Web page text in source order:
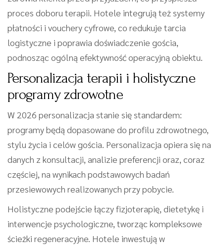
proces doboru terapii. Hotele integrują też systemy
płatności i vouchery cyfrowe, co redukuje tarcia
logistyczne i poprawia doświadczenie gościa,
podnosząc ogólną efektywność operacyjną obiektu.
Personalizacja terapii i holistyczne
programy zdrowotne
W 2026 personalizacja stanie się standardem:
programy będą dopasowane do profilu zdrowotnego,
stylu życia i celów gościa. Personalizacja opiera się na
danych z konsultacji, analizie preferencji oraz, coraz
częściej, na wynikach podstawowych badań
przesiewowych realizowanych przy pobycie.
Holistyczne podejście łączy fizjoterapię, dietetykę i
interwencje psychologiczne, tworząc kompleksowe
ścieżki regeneracyjne. Hotele inwestują w